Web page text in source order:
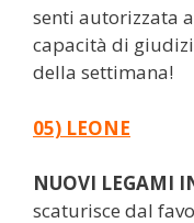
senti autorizzata
capacità di
della settimana!
05) LEONE
NUOVI LEGAMI
scaturisce dal